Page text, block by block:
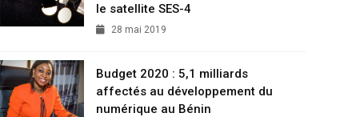
le satellite SES-4
28 mai 2019
Budget 2020 : 5,1 milliards
affectés au développement du
numérique au Bénin